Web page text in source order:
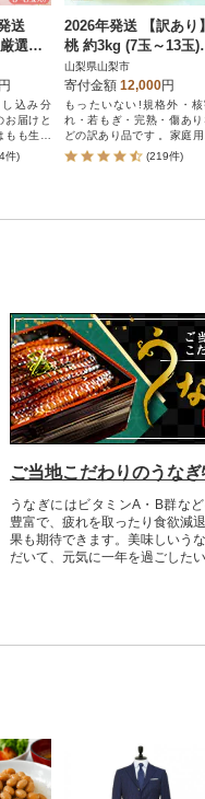
発送
選旬
円
込み分
お届けと
もも生産
おいし
件)
2026年発送 【訳あり】
桃 約3kg (7玉～13玉)
山梨市産 桃
山梨県山梨市
寄付金額 12,000円
もったいない!規格外・核
れ・若もぎ・完熟・傷あり
どの訳あり品です 。家庭用
加工用におススメです
(219件)
ご当地こだわりのうな
うなぎにはビタミンA・B群な
豊富で、疲れを取ったり食欲減
果も期待できます。美味しいう
だいて、元気に一年を過ごしたい